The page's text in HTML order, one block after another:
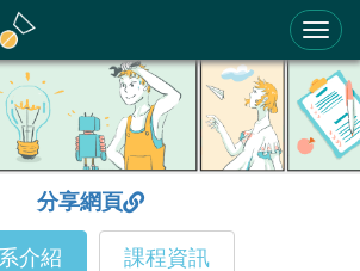
中育才輔助系統
分享網頁
介紹 課程資訊